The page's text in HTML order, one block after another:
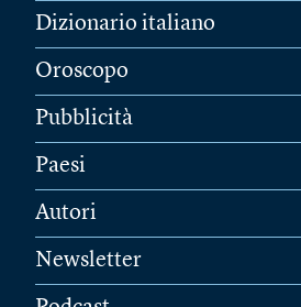
Dizionario italiano
Oroscopo
Pubblicità
Paesi
Autori
Newsletter